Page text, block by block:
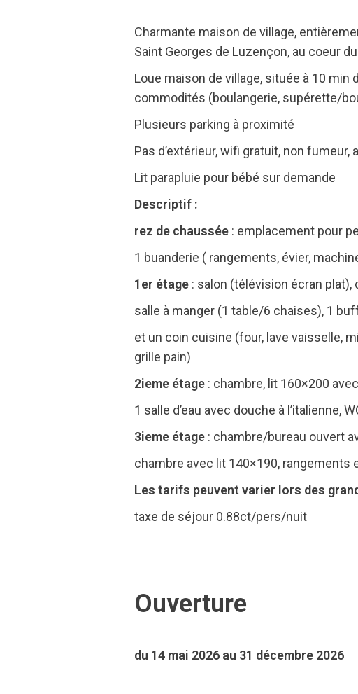
Charmante maison de village,
Saint Georges de Luzençon, au coeur
Loue maison de village, située à 10
commodités (boulangerie, supérette/
Plusieurs parking à proximité
Pas d’extérieur, wifi gratuit, non
Lit parapluie pour bébé sur demande
Descriptif :
rez de chaussée : emplacement pour
1 buanderie ( rangements, évier,
1er étage : salon (télévision écran plat),
salle à manger (1 table/6 chaises), 1
et un coin cuisine (four, lave vaisselle,
grille pain)
2ieme étage : chambre, lit 160×200
1 salle d’eau avec douche à l’italienne,
3ieme étage : chambre/bureau ouvert
chambre avec lit 140×190, rangements
Les tarifs peuvent varier lors des
taxe de séjour 0.88ct/pers/nuit
Ouverture
du 14 mai 2026 au 31 décembre 2026